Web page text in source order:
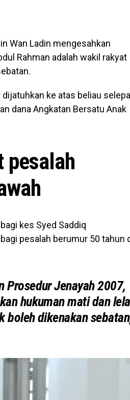
Wan Ladin mengesahkan
Rahman adalah wakil rakyat
ke atas beliau
dana Angkatan Bersatu Anak
pesalah
kes Syed Saddiq
pesalah berumur 50 tahun
Prosedur Jenayah 2007,
hukuman mati dan
dikenakan